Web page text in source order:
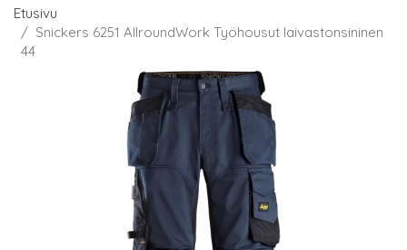
Etusivu
Snickers 6251 AllroundWork Työhousut laivastonsininen
44